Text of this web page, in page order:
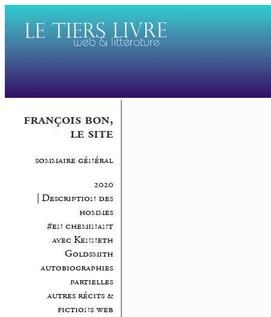
françois bon,
le site
sommaire général
2020
| Description des
hommes
#en cheminant
avec Kenneth
Goldsmith
autobiographies
partielles
autres récits &
fictions web